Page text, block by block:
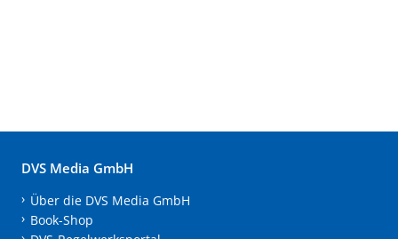
DVS Media GmbH
Über die DVS Media GmbH
Book-Shop